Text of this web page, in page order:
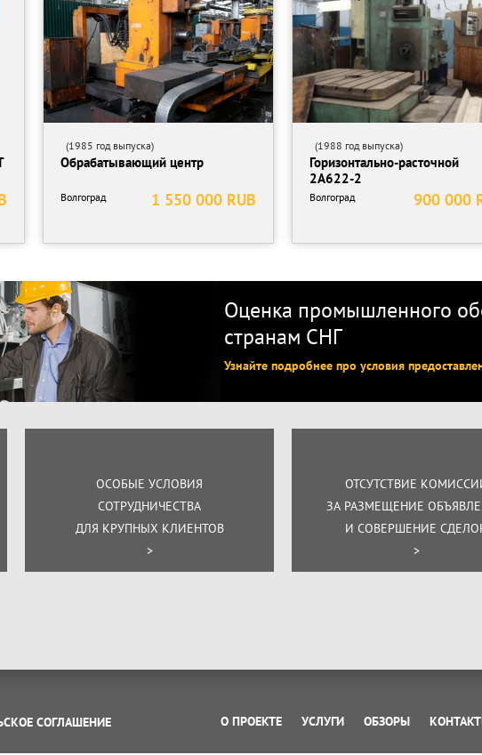
(1985 год выпуска)
Обрабатывающий центр
1 550 000 RUB
Волгоград
(1988 год выпуска)
Горизонтально-расточной
2А622-2
900 000
Волгоград
Оценка промышленного
странам СНГ
Узнайте подробнее про условия
ОСОБЫЕ УСЛОВИЯ
СОТРУДНИЧЕСТВА
ДЛЯ КРУПНЫХ КЛИЕНТОВ
>
ОТСУТСТВИЕ
ЗА РАЗМЕЩЕНИЕ
И СОВЕРШЕНИЕ
>
СОГЛАШЕНИЕ О ПРОЕКТЕ УСЛУГИ ОБЗОРЫ